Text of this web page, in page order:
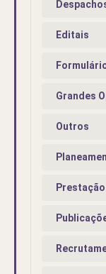
Editais
Grandes
Outros